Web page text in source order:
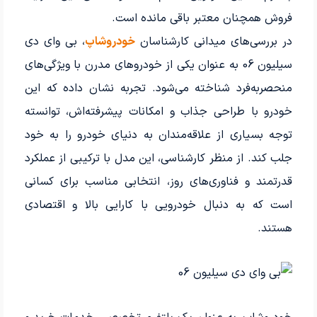
فروش همچنان معتبر باقی مانده است.
در بررسی‌های میدانی کارشناسانخودروشاپ، بی وای دی
سیلیون 06 به عنوان یکی از خودروهای مدرن با ویژگی‌های
منحصربه‌فرد شناخته می‌شود. تجربه نشان داده که این
خودرو با طراحی جذاب و امکانات پیشرفته‌اش، توانسته
توجه بسیاری از علاقه‌مندان به دنیای خودرو را به خود
جلب کند. از منظر کارشناسی، این مدل با ترکیبی از عملکرد
قدرتمند و فناوری‌های روز، انتخابی مناسب برای کسانی
است که به دنبال خودرویی با کارایی بالا و اقتصادی
هستند.